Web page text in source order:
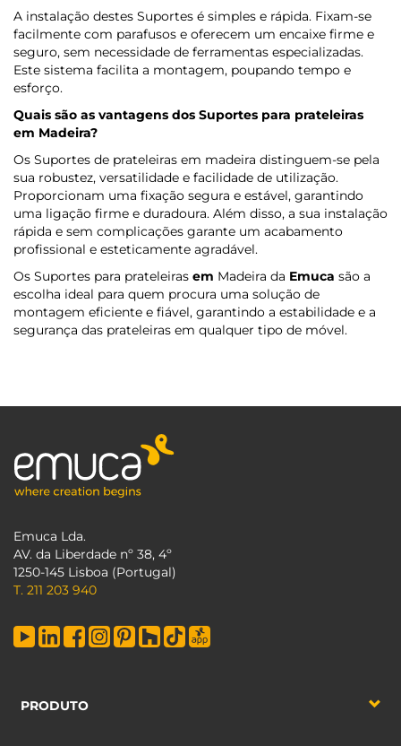
A instalação destes Suportes é simples e rápida. Fixam-se
facilmente com parafusos e oferecem um encaixe firme e
seguro, sem necessidade de ferramentas especializadas.
Este sistema facilita a montagem, poupando tempo e
esforço.
Quais são as vantagens dos Suportes para prateleiras
em Madeira?
Os Suportes de prateleiras em madeira distinguem-se pela
sua robustez, versatilidade e facilidade de utilização.
Proporcionam uma fixação segura e estável, garantindo
uma ligação firme e duradoura. Além disso, a sua instalação
rápida e sem complicações garante um acabamento
profissional e esteticamente agradável.
Os Suportes para prateleiras em Madeira da Emuca são a
escolha ideal para quem procura uma solução de
montagem eficiente e fiável, garantindo a estabilidade e a
segurança das prateleiras em qualquer tipo de móvel.
Emuca Lda.
AV. da Liberdade nº 38, 4º
1250-145 Lisboa (Portugal)
T. 211 203 940
PRODUTO